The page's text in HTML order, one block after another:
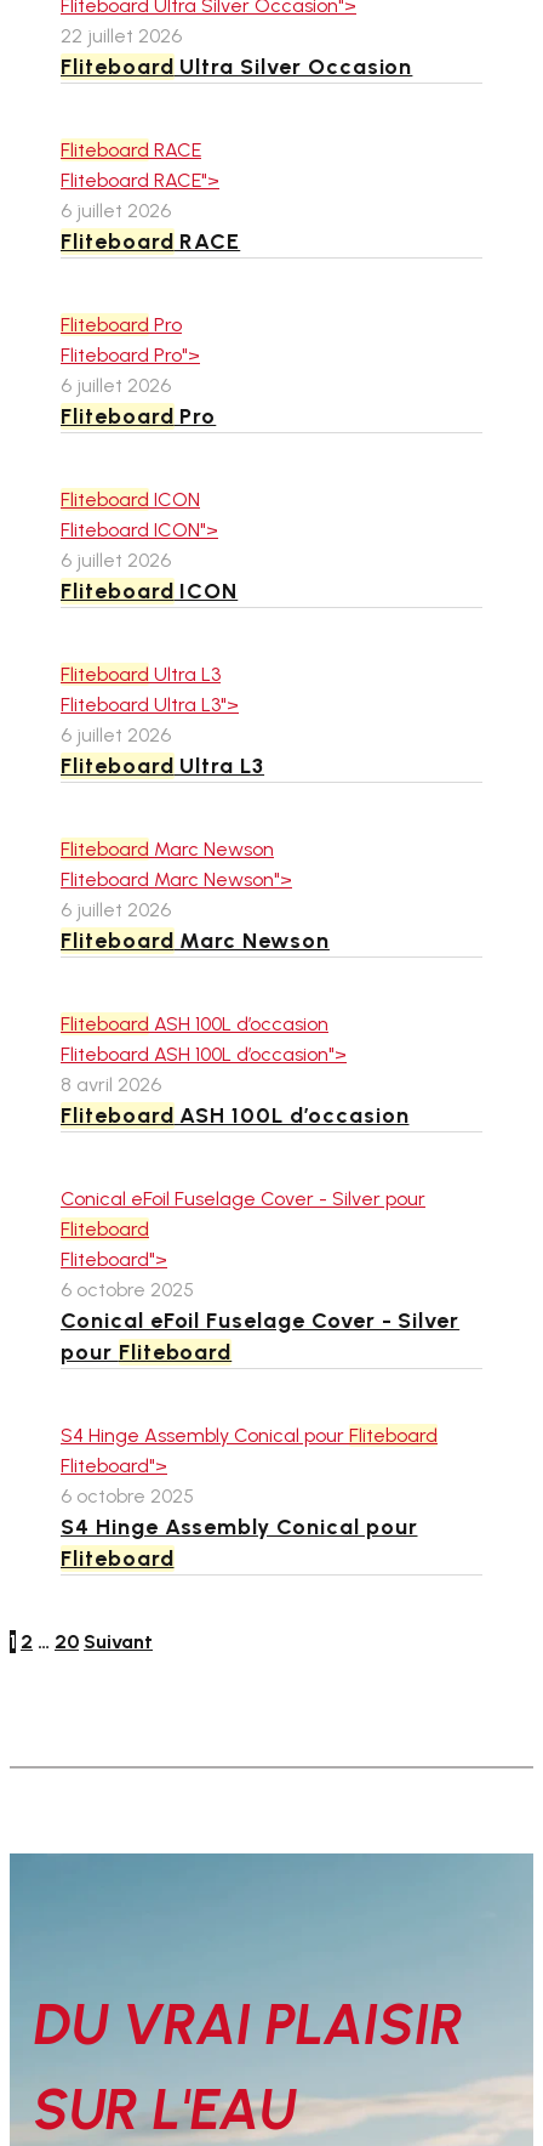
Fliteboard Ultra Silver Occasion">
22 juillet 2026
Fliteboard Ultra Silver Occasion
Fliteboard RACE
Fliteboard RACE">
6 juillet 2026
Fliteboard RACE
Fliteboard Pro
Fliteboard Pro">
6 juillet 2026
Fliteboard Pro
Fliteboard ICON
Fliteboard ICON">
6 juillet 2026
Fliteboard ICON
Fliteboard Ultra L3
Fliteboard Ultra L3">
6 juillet 2026
Fliteboard Ultra L3
Fliteboard Marc Newson
Fliteboard Marc Newson">
6 juillet 2026
Fliteboard Marc Newson
Fliteboard ASH 100L d’occasion
Fliteboard ASH 100L d’occasion">
8 avril 2026
Fliteboard ASH 100L d’occasion
Conical eFoil Fuselage Cover - Silver pour
Fliteboard
Fliteboard">
6 octobre 2025
Conical eFoil Fuselage Cover - Silver
pour Fliteboard
S4 Hinge Assembly Conical pour Fliteboard
Fliteboard">
6 octobre 2025
S4 Hinge Assembly Conical pour
Fliteboard
1 2 … 20 Suivant
DU VRAI PLAISIR
SUR L'EAU